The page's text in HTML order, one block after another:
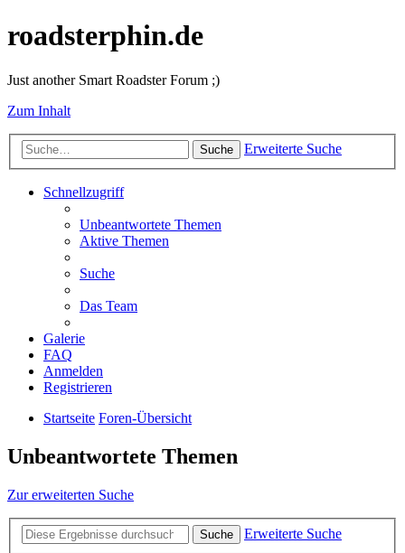
roadsterphin.de
Just another Smart Roadster Forum ;)
Zum Inhalt
Suche Erweiterte Suche
Schnellzugriff
Unbeantwortete Themen
Aktive Themen
Suche
Das Team
Galerie
FAQ
Anmelden
Registrieren
Startseite Foren-Übersicht
Unbeantwortete Themen
Zur erweiterten Suche
Suche
Erweiterte Suche